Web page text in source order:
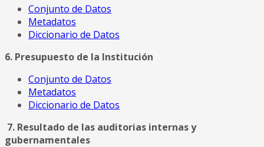
Conjunto de Datos
Metadatos
Diccionario de Datos
6. Presupuesto de la Institución
Conjunto de Datos
Metadatos
Diccionario de Datos
7. Resultado de las auditorias internas y
gubernamentales